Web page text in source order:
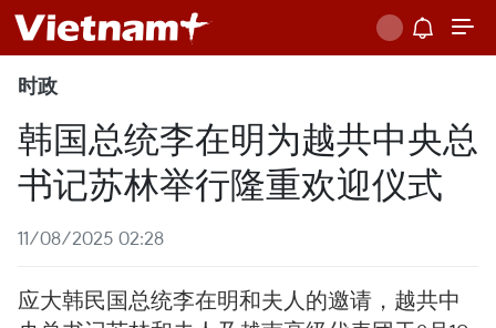
时政
韩国总统李在明为越共中央总
书记苏林举行隆重欢迎仪式
11/08/2025 02:28
应大韩民国总统李在明和夫人的邀请，越共中